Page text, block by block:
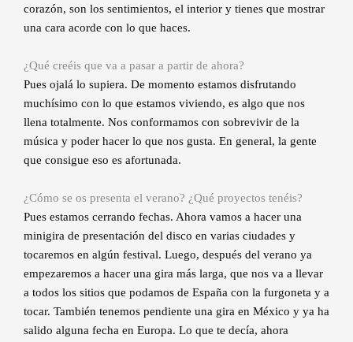
corazón, son los sentimientos, el interior y tienes que mostrar
una cara acorde con lo que haces.
¿Qué creéis que va a pasar a partir de ahora?
Pues ojalá lo supiera. De momento estamos disfrutando
muchísimo con lo que estamos viviendo, es algo que nos
llena totalmente. Nos conformamos con sobrevivir de la
música y poder hacer lo que nos gusta. En general, la gente
que consigue eso es afortunada.
¿Cómo se os presenta el verano? ¿Qué proyectos tenéis?
Pues estamos cerrando fechas. Ahora vamos a hacer una
minigira de presentación del disco en varias ciudades y
tocaremos en algún festival. Luego, después del verano ya
empezaremos a hacer una gira más larga, que nos va a llevar
a todos los sitios que podamos de España con la furgoneta y a
tocar. También tenemos pendiente una gira en México y ya ha
salido alguna fecha en Europa. Lo que te decía, ahora